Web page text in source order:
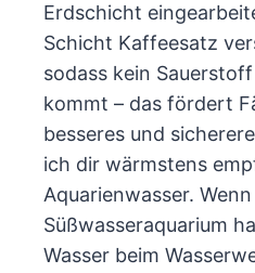
Erdschicht
Schicht Kaffeesatz
sodass kein
kommt – das fördert
besseres und
ich dir wärmstens
Aquarienwasser.
Süßwasseraquarium
Wasser beim